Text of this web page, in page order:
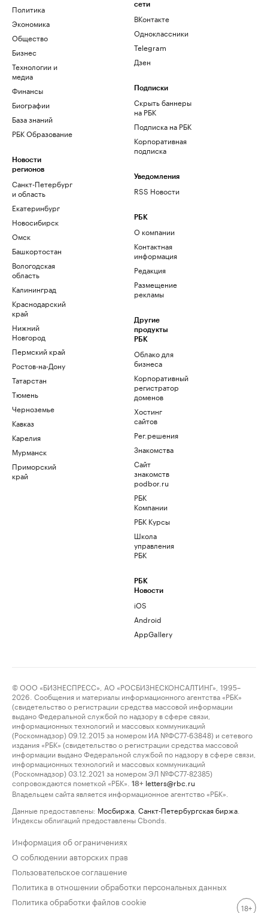
Политика
Экономика
Общество
Бизнес
Технологии и
медиа
Финансы
Биографии
База знаний
РБК Образование
Новости
регионов
Санкт-Петербург
и область
Екатеринбург
Новосибирск
Омск
Башкортостан
Вологодская
область
Калининград
Краснодарский
край
Нижний
Новгород
Пермский край
Ростов-на-Дону
Татарстан
Тюмень
Черноземье
Кавказ
Карелия
Мурманск
Приморский
край
сети
ВКонтакте
Одноклассники
Telegram
Дзен
Подписки
Скрыть баннеры
на РБК
Подписка на РБК
Корпоративная
подписка
Уведомления
RSS Новости
РБК
О компании
Контактная
информация
Редакция
Размещение
рекламы
Другие
продукты
РБК
Облако для
бизнеса
Корпоративный
регистратор
доменов
Хостинг
сайтов
Рег.решения
Знакомства
Сайт
знакомств
podbor.ru
РБК
Компании
РБК Курсы
Школа
управления
РБК
РБК
Новости
iOS
Android
AppGallery
© ООО «БИЗНЕСПРЕСС», АО «РОСБИЗНЕСКОНСАЛТИНГ», 1995–
2026. Сообщения и материалы информационного агентства «РБК»
(свидетельство о регистрации средства массовой информации
выдано Федеральной службой по надзору в сфере связи,
информационных технологий и массовых коммуникаций
(Роскомнадзор) 09.12.2015 за номером ИА №ФС77-63848) и сетевого
издания «РБК» (свидетельство о регистрации средства массовой
информации выдано Федеральной службой по надзору в сфере связи,
информационных технологий и массовых коммуникаций
(Роскомнадзор) 03.12.2021 за номером ЭЛ №ФС77-82385)
сопровождаются пометкой «РБК».
18+ letters@rbc.ru
Владельцем сайта является информационное агентство «РБК».
Данные предоставлены: Мосбиржа Санкт-Петербургская биржа
Индексы облигаций предоставлены Cbonds.
Информация об ограничениях
О соблюдении авторских прав
Пользовательское соглашение
Политика в отношении обработки персональных данных
Политика обработки файлов cookie
18+